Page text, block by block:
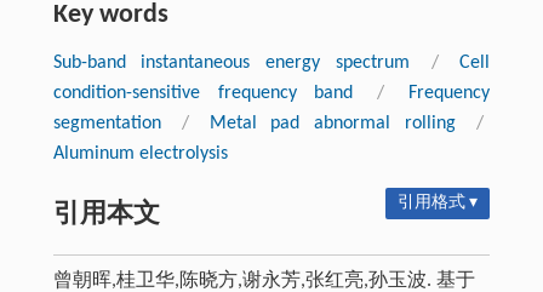
Key words
Sub-band instantaneous energy spectrum /
Cell
condition-sensitive frequency band
/
Frequency
segmentation
/ Metal pad abnormal rolling
/
Aluminum electrolysis
引用本文 引用格式 ▾
曾朝晖,桂卫华,陈晓方,谢永芳,张红亮,孙玉波. 基于